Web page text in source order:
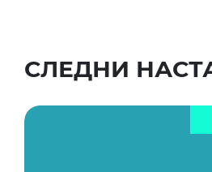
СЛЕДНИ